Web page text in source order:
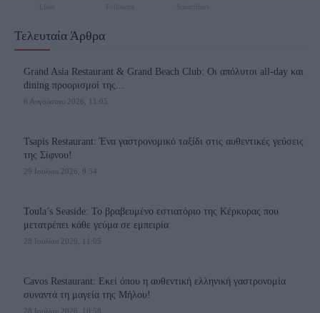
Τελευταία Άρθρα
Grand Asia Restaurant & Grand Beach Club: Οι απόλυτοι all-day και
dining προορισμοί της...
6 Αυγούστου 2026, 11:05
Tsapis Restaurant: Ένα γαστρονομικό ταξίδι στις αυθεντικές γεύσεις
της Σίφνου!
29 Ιουλίου 2026, 9:54
Toula’s Seaside: Το βραβευμένο εστιατόριο της Κέρκυρας που
μετατρέπει κάθε γεύμα σε εμπειρία
28 Ιουλίου 2026, 11:05
Cavos Restaurant: Εκεί όπου η αυθεντική ελληνική γαστρονομία
συναντά τη μαγεία της Μήλου!
28 Ιουλίου 2026, 10:58